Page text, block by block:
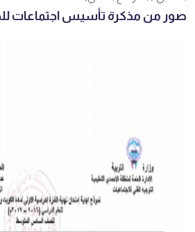
صور من مذكرة تأسيس اجتماعات